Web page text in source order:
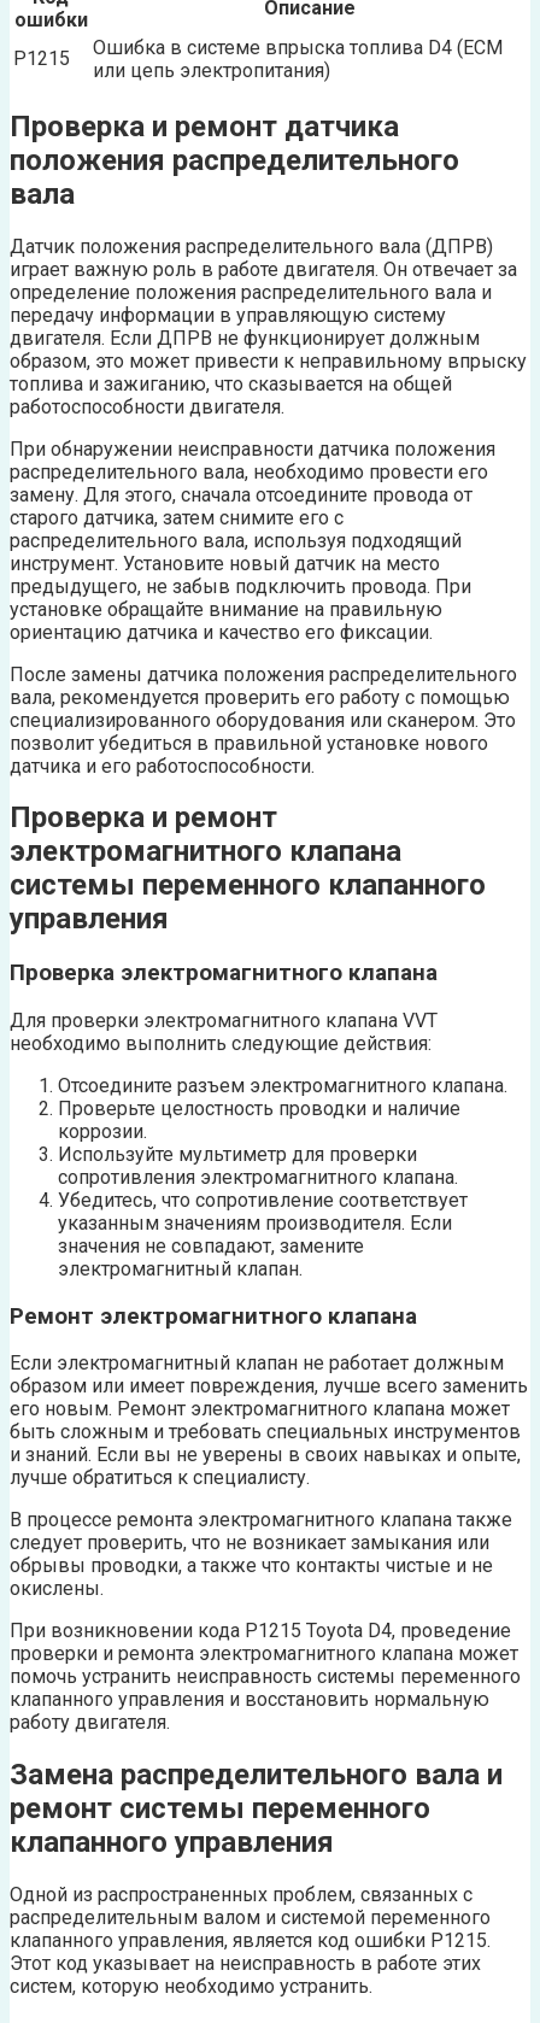
ошибки
Описание
P1215
Ошибка в системе впрыска топлива D4 (ECM
или цепь электропитания)
Проверка и ремонт датчика
положения распределительного
вала
Датчик положения распределительного вала (ДПРВ)
играет важную роль в работе двигателя. Он отвечает за
определение положения распределительного вала и
передачу информации в управляющую систему
двигателя. Если ДПРВ не функционирует должным
образом, это может привести к неправильному впрыску
топлива и зажиганию, что сказывается на общей
работоспособности двигателя.
При обнаружении неисправности датчика положения
распределительного вала, необходимо провести его
замену. Для этого, сначала отсоедините провода от
старого датчика, затем снимите его с
распределительного вала, используя подходящий
инструмент. Установите новый датчик на место
предыдущего, не забыв подключить провода. При
установке обращайте внимание на правильную
ориентацию датчика и качество его фиксации.
После замены датчика положения распределительного
вала, рекомендуется проверить его работу с помощью
специализированного оборудования или сканером. Это
позволит убедиться в правильной установке нового
датчика и его работоспособности.
Проверка и ремонт
электромагнитного клапана
системы переменного клапанного
управления
Проверка электромагнитного клапана
Для проверки электромагнитного клапана VVT
необходимо выполнить следующие действия:
Отсоедините разъем электромагнитного клапана.
Проверьте целостность проводки и наличие
коррозии.
Используйте мультиметр для проверки
сопротивления электромагнитного клапана.
Убедитесь, что сопротивление соответствует
указанным значениям производителя. Если
значения не совпадают, замените
электромагнитный клапан.
Ремонт электромагнитного клапана
Если электромагнитный клапан не работает должным
образом или имеет повреждения, лучше всего заменить
его новым. Ремонт электромагнитного клапана может
быть сложным и требовать специальных инструментов
и знаний. Если вы не уверены в своих навыках и опыте,
лучше обратиться к специалисту.
В процессе ремонта электромагнитного клапана также
следует проверить, что не возникает замыкания или
обрывы проводки, а также что контакты чистые и не
окислены.
При возникновении кода P1215 Toyota D4, проведение
проверки и ремонта электромагнитного клапана может
помочь устранить неисправность системы переменного
клапанного управления и восстановить нормальную
работу двигателя.
Замена распределительного вала и
ремонт системы переменного
клапанного управления
Одной из распространенных проблем, связанных с
распределительным валом и системой переменного
клапанного управления, является код ошибки P1215.
Этот код указывает на неисправность в работе этих
систем, которую необходимо устранить.